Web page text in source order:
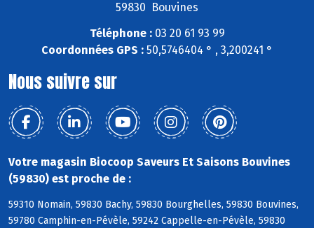
59830 Bouvines
Téléphone :03 20 61 93 99
Coordonnées GPS : 50,5746404 ° , 3,200241 °
Nous suivre sur
Votre magasin Biocoop Saveurs Et Saisons Bouvines
(59830) est proche de :
59310 Nomain, 59830 Bachy, 59830 Bourghelles, 59830 Bouvines,
59780 Camphin-en-Pévèle, 59242 Cappelle-en-Pévèle, 59830